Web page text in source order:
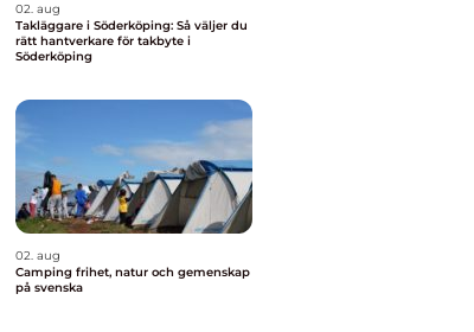
02. aug
Takläggare i Söderköping: Så väljer du
rätt hantverkare för takbyte i
Söderköping
02. aug
Camping frihet, natur och gemenskap
på svenska